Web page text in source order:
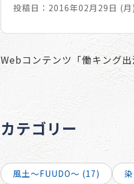
投稿日：2016年02月29日 (
Webコンテンツ「働キング
カテゴリー
風土～FUUDO～ (17)